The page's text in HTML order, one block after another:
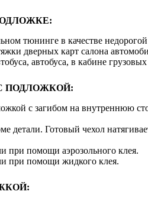
тюнинге в качестве
дверных карт салона
автобуса, в кабине
ПОДЛОЖКОЙ:
с загибом на внутреннюю
Готовый чехол
при помощи аэрозольного клея.
при помощи жидкого клея.